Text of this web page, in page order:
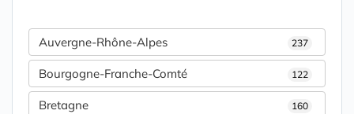
Auvergne-Rhône-Alpes 237
Bourgogne-Franche-Comté 122
Bretagne 160